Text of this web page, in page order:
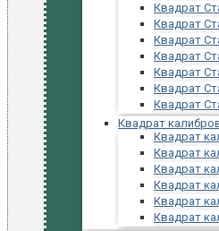
Квадрат
Квадрат
Квадрат
Квадрат
Квадрат
Квадрат
Квадрат
Квадрат
Квадрат
Квадрат
Квадрат
Квадрат
Квадрат
Квадрат